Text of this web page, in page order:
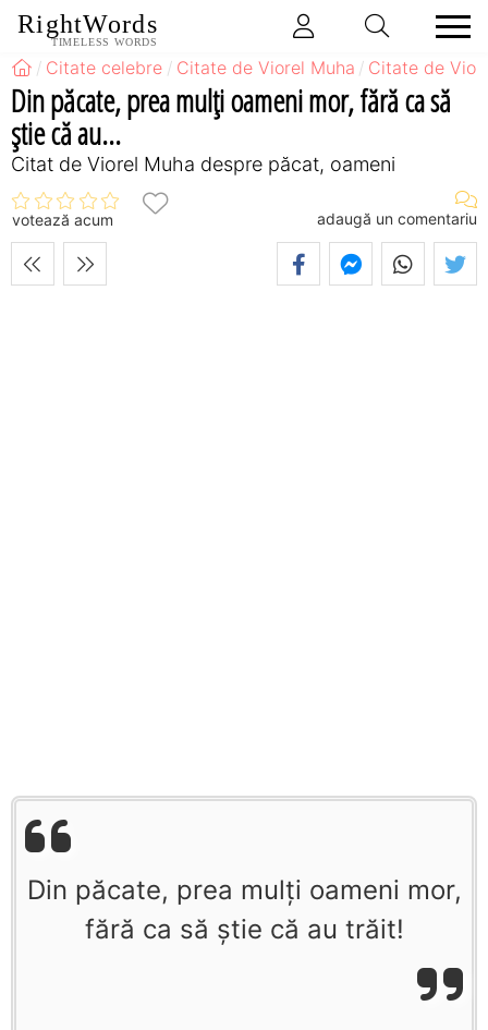
RightWords
TIMELESS WORDS
Citate celebre Citate de Viorel Muha Citate de
Din păcate, prea mulţi oameni mor, fără ca să
ştie că au...
Citat de Viorel Muha despre păcat, oameni
votează acum adaugă un comentariu
Din păcate, prea mulţi oameni mor,
fără ca să ştie că au trăit!